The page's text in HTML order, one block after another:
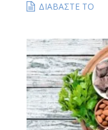
ΔΙΑΒΑΣΤΕ ΤΟ